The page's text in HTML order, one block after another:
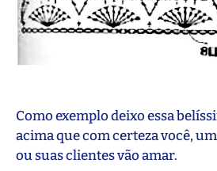
Como exemplo deixo essa
acima que com certeza você,
ou suas clientes vão amar.